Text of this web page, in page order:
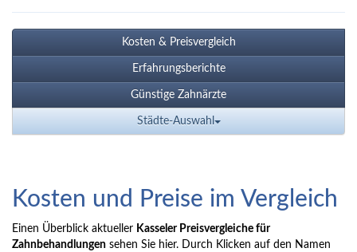
Kosten & Preisvergleich
Erfahrungsberichte
Günstige Zahnärzte
Städte-Auswahl
Kosten und Preise im Vergleich
Einen Überblick aktueller Kasseler Preisvergleiche für
Zahnbehandlungen sehen Sie hier. Durch Klicken auf den Namen